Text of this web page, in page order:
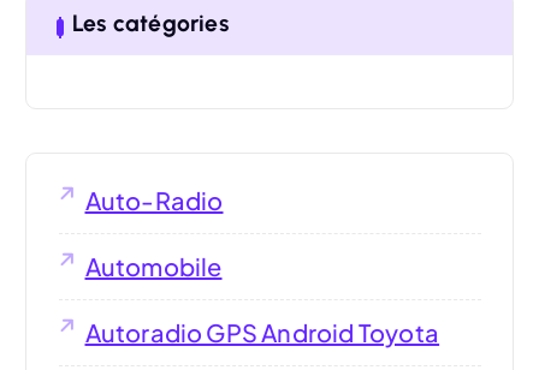
Les catégories
Auto-Radio
Automobile
Autoradio GPS Android Toyota